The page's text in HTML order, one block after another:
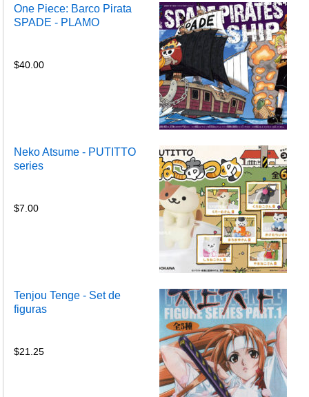
One Piece: Barco Pirata
SPADE - PLAMO
$40.00
Neko Atsume - PUTITTO
series
$7.00
Tenjou Tenge - Set de
figuras
$21.25